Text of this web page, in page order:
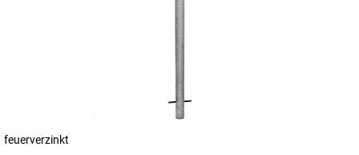
feuerverzinkt